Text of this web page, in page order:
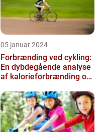
05 januar 2024
Forbrænding ved cykling:
En dybdegående analyse
af kalorieforbrænding og
si...